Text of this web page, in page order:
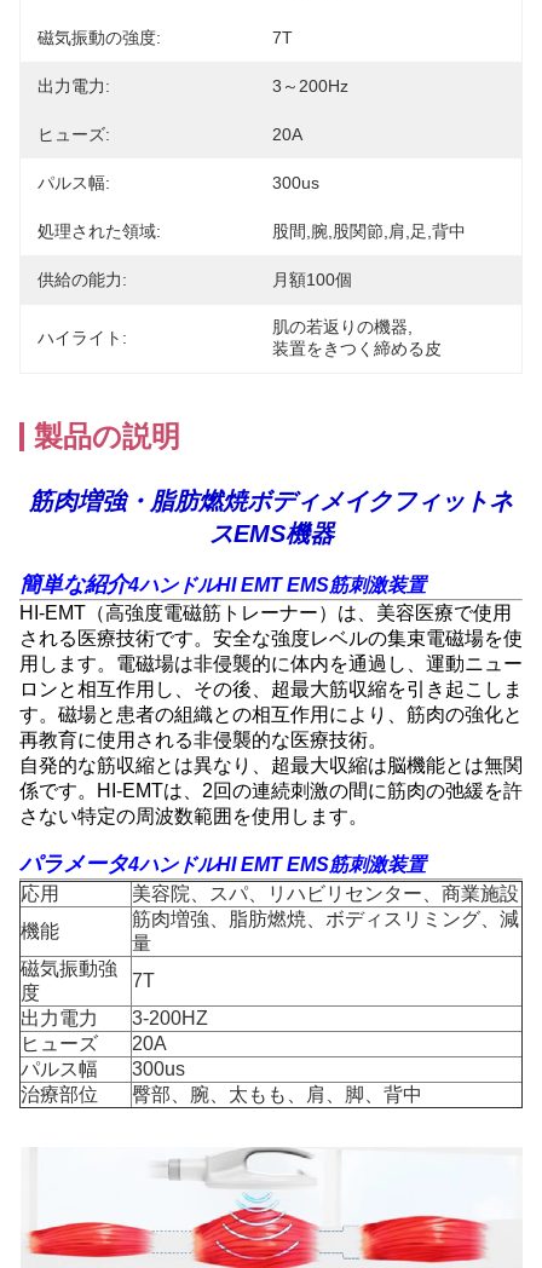
磁気振動の強度: 7T
出力電力: 3～200Hz
ヒューズ: 20A
パルス幅: 300us
処理された領域: 股間,腕,股関節,肩,足,背中
供給の能力: 月額100個
ハイライト:
肌の若返りの機器
装置をきつく締める皮
製品の説明
筋肉増強・脂肪燃焼ボディメイクフィットネ
スEMS機器
簡単な紹介4ハンドルHI EMT EMS筋刺激装置
HI-EMT（高強度電磁筋トレーナー）は、美容医療で使用
される医療技術です。安全な強度レベルの集束電磁場を使
用します。電磁場は非侵襲的に体内を通過し、運動ニュー
ロンと相互作用し、その後、超最大筋収縮を引き起こしま
す。磁場と患者の組織との相互作用により、筋肉の強化と
再教育に使用される非侵襲的な医療技術。
自発的な筋収縮とは異なり、超最大収縮は脳機能とは無関
係です。HI-EMTは、2回の連続刺激の間に筋肉の弛緩を許
さない特定の周波数範囲を使用します。
パラメータ4ハンドルHI EMT EMS筋刺激装置
応用
美容院、スパ、リハビリセンター、商業施設
機能
筋肉増強、脂肪燃焼、ボディスリミング、減
量
磁気振動強
度
7T
出力電力
3-200HZ
ヒューズ
20A
パルス幅
300us
治療部位
臀部、腕、太もも、肩、脚、背中